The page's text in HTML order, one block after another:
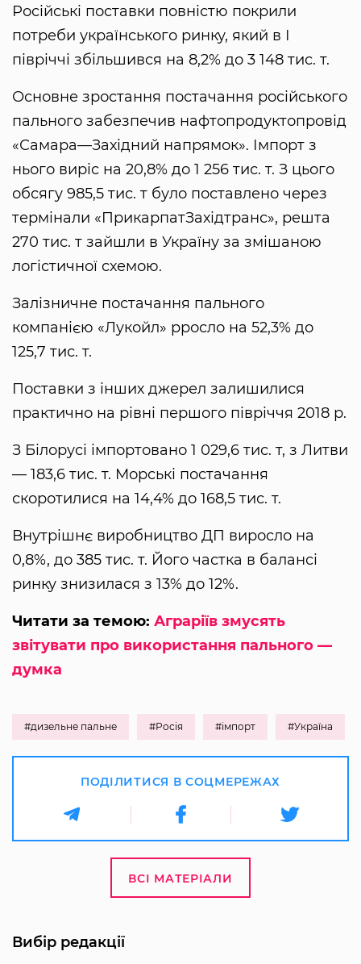
Російські поставки повністю покрили
потреби українського ринку, який в І
півріччі збільшився на 8,2% до 3 148 тис. т.
Основне зростання постачання російського
пального забезпечив нафтопродуктопровід
«Самара—Західний напрямок». Імпорт з
нього виріс на 20,8% до 1 256 тис. т. З цього
обсягу 985,5 тис. т було поставлено через
термінали «ПрикарпатЗахідтранс», решта
270 тис. т зайшли в Україну за змішаною
логістичної схемою.
Залізничне постачання пального
компанією «Лукойл» pросло на 52,3% до
125,7 тис. т.
Поставки з інших джерел залишилися
практично на рівні першого півріччя 2018 р.
З Білорусі імпортовано 1 029,6 тис. т, з Литви
— 183,6 тис. т. Морські постачання
скоротилися на 14,4% до 168,5 тис. т.
Внутрішнє виробництво ДП виросло на
0,8%, до 385 тис. т. Його частка в балансі
ринку знизилася з 13% до 12%.
Читати за темою: Аграріїв змусять
звітувати про використання пального —
думка
#дизельне пальне #Росія #імпорт #Україна
ПОДІЛИТИСЯ В СОЦМЕРЕЖАХ
ВСІ МАТЕРІАЛИ
Вибір редакції